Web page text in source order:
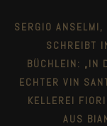
SERGIO
SCHREIBT
BÜCHLEIN: „IN
ECHTER VIN
KELLEREI
AUS